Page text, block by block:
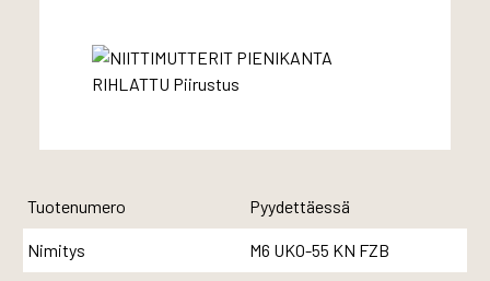
Tuotenumero Pyydettäessä
Nimitys M6 UKO-55 KN FZB